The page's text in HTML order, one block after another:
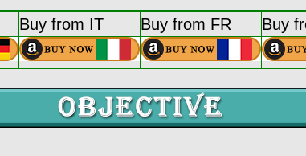
Buy from IT Buy from FR Buy